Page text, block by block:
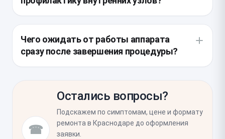
функциональность биометрии. Особое внимание
уделяется очистке рамы от заводского клея для
обратной сборке.
вскрывается, целесообразно проверить состояние
аккумулятора и герметичность проклейки корпуса.
Иногда под дисплеем обнаруживаются следы
влаги, которые требуют бережной очистки
Чего ожидать от работы аппарата
сразу после завершения процедуры?
экрана и работоспособность функции True Tone.
Мы рекомендуем несколько часов активно
протестировать отклик сенсора, чтобы убедиться
в отсутствии фантомных нажатий и стабильности
☎
Остались вопросы?
Подскажем по симптомам, цене и формату
ремонта в Краснодаре до оформления
заявки.